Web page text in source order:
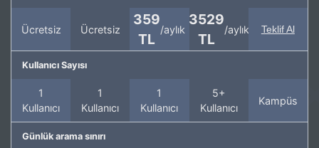
Ücretsiz Ücretsiz
359
TL
/aylık
3529
TL
/aylık Teklif Al
Kullanıcı Sayısı
1
Kullanıcı
1
Kullanıcı
1
Kullanıcı
5+
Kullanıcı
Kampüs
Günlük arama sınırı